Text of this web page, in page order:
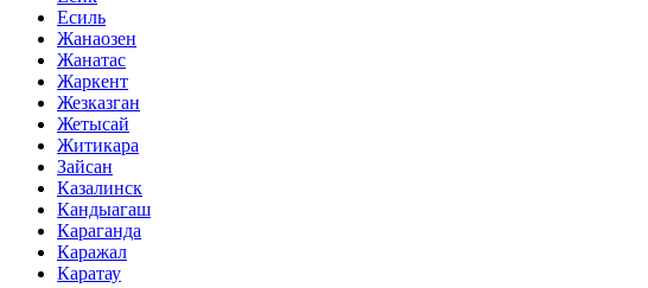
Есиль
Жанаозен
Жанатас
Жаркент
Жезказган
Жетысай
Житикара
Зайсан
Казалинск
Кандыагаш
Караганда
Каражал
Каратау